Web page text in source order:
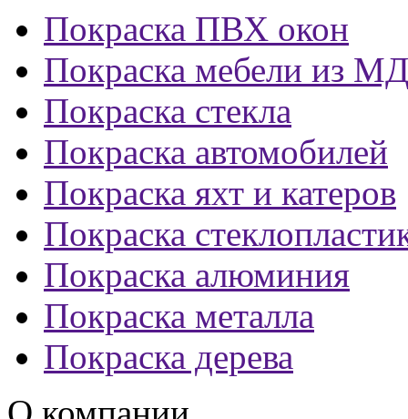
Покраска ПВХ окон
Покраска мебели из
Покраска стекла
Покраска автомобилей
Покраска яхт и катеров
Покраска
Покраска алюминия
Покраска металла
Покраска дерева